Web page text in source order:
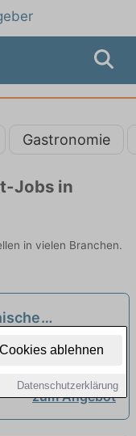
ablehnen
Datenschutzerklärung
Gastronomie
Jobs in
in vielen Branchen.
(m/w/d) in
in unser
zum Angebot